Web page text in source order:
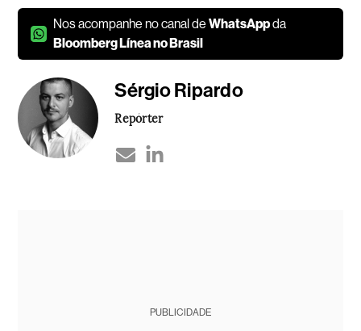
Nos acompanhe no canal deWhatsAppda
Bloomberg Línea no Brasil
Sérgio Ripardo
Repórter
PUBLICIDADE